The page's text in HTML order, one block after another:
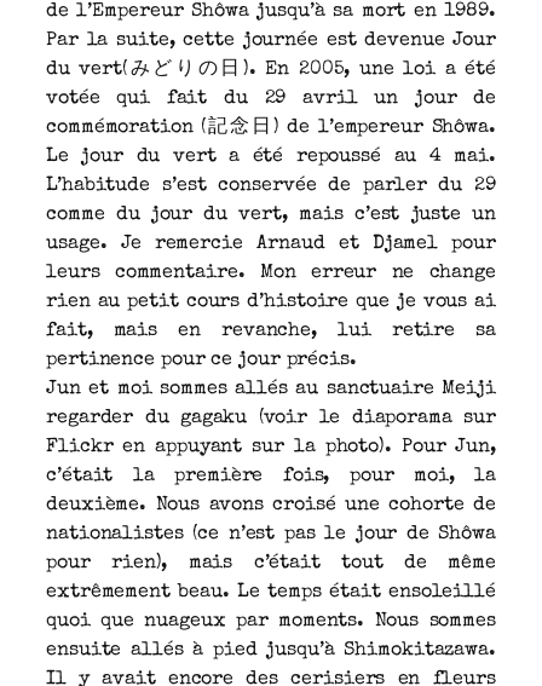
de l’Empereur Shôwa jusqu’à sa mort en 1989.
Par la suite, cette journée est devenue Jour
du vert(みどりの日). En 2005, une loi a été
votée qui fait du 29 avril un jour de
commémoration (記念日) de l’empereur Shôwa.
Le jour du vert a été repoussé au 4 mai.
L’habitude s’est conservée de parler du 29
comme du jour du vert, mais c’est juste un
usage. Je remercie Arnaud et Djamel pour
leurs commentaire. Mon erreur ne change
rien au petit cours d’histoire que je vous ai
fait, mais en revanche, lui retire sa
pertinence pour ce jour précis.
Jun et moi sommes allés au sanctuaire Meiji
regarder du gagaku (voir le diaporama sur
Flickr en appuyant sur la photo). Pour Jun,
c’était la première fois, pour moi, la
deuxième. Nous avons croisé une cohorte de
nationalistes (ce n’est pas le jour de Shôwa
pour rien), mais c’était tout de même
extrêmement beau. Le temps était ensoleillé
quoi que nuageux par moments. Nous sommes
ensuite allés à pied jusqu’à Shimokitazawa.
Il y avait encore des cerisiers en fleurs